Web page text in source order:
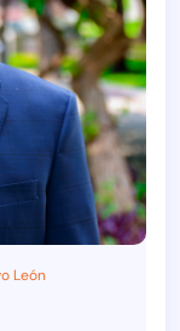
León